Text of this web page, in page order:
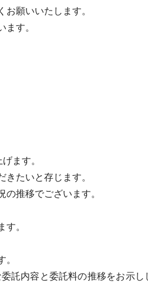
願いいたします。
す。
ます。
たいと存じます。
推移でございます。
。
託内容と委託料の推移をお示し